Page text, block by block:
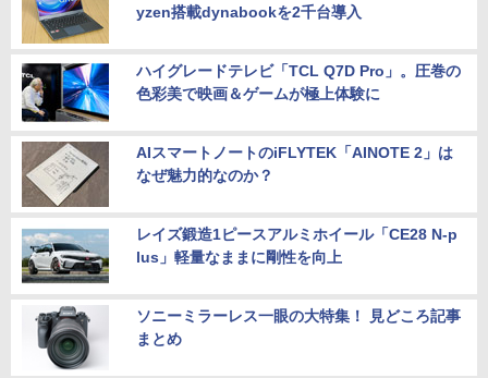
yzen搭載dynabookを2千台導入
ハイグレードテレビ「TCL Q7D Pro」。圧巻の
色彩美で映画＆ゲームが極上体験に
AIスマートノートのiFLYTEK「AINOTE 2」は
なぜ魅力的なのか？
レイズ鍛造1ピースアルミホイール「CE28 N-p
lus」軽量なままに剛性を向上
ソニーミラーレス一眼の大特集！ 見どころ記事
まとめ